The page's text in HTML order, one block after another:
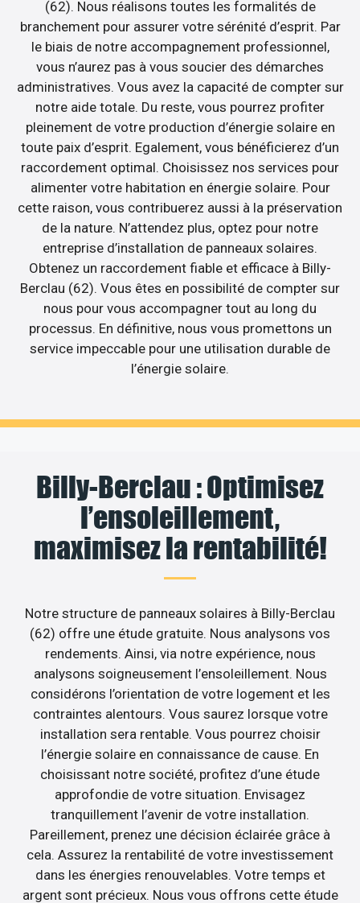
(62). Nous réalisons toutes les formalités de
branchement pour assurer votre sérénité d’esprit. Par
le biais de notre accompagnement professionnel,
vous n’aurez pas à vous soucier des démarches
administratives. Vous avez la capacité de compter sur
notre aide totale. Du reste, vous pourrez profiter
pleinement de votre production d’énergie solaire en
toute paix d’esprit. Egalement, vous bénéficierez d’un
raccordement optimal. Choisissez nos services pour
alimenter votre habitation en énergie solaire. Pour
cette raison, vous contribuerez aussi à la préservation
de la nature. N’attendez plus, optez pour notre
entreprise d’installation de panneaux solaires.
Obtenez un raccordement fiable et efficace à Billy-
Berclau (62). Vous êtes en possibilité de compter sur
nous pour vous accompagner tout au long du
processus. En définitive, nous vous promettons un
service impeccable pour une utilisation durable de
l’énergie solaire.
Billy-Berclau : Optimisez
l’ensoleillement,
maximisez la rentabilité!
Notre structure de panneaux solaires à Billy-Berclau
(62) offre une étude gratuite. Nous analysons vos
rendements. Ainsi, via notre expérience, nous
analysons soigneusement l’ensoleillement. Nous
considérons l’orientation de votre logement et les
contraintes alentours. Vous saurez lorsque votre
installation sera rentable. Vous pourrez choisir
l’énergie solaire en connaissance de cause. En
choisissant notre société, profitez d’une étude
approfondie de votre situation. Envisagez
tranquillement l’avenir de votre installation.
Pareillement, prenez une décision éclairée grâce à
cela. Assurez la rentabilité de votre investissement
dans les énergies renouvelables. Votre temps et
argent sont précieux. Nous vous offrons cette étude